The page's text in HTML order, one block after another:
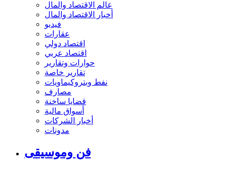
عالم الاقتصاد والمال
أخبار الاقتصاد والمال
فيديو
عقارات
اقتصاد دولي
اقتصاد عربي
حوارات وتقارير
تقارير خاصة
نفط وبتروكيماويات
مصارف
قضايا ساخنة
أسواق مالية
أخبار الشركات
مدونات
فن وموسيقى